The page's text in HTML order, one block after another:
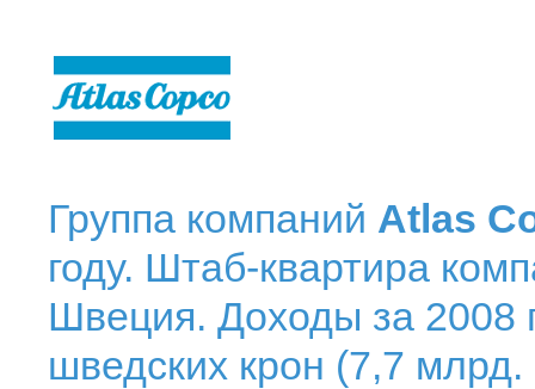
Группа компаний Atlas
году. Штаб-квартира
Швеция. Доходы за 2008
шведских крон (7,7